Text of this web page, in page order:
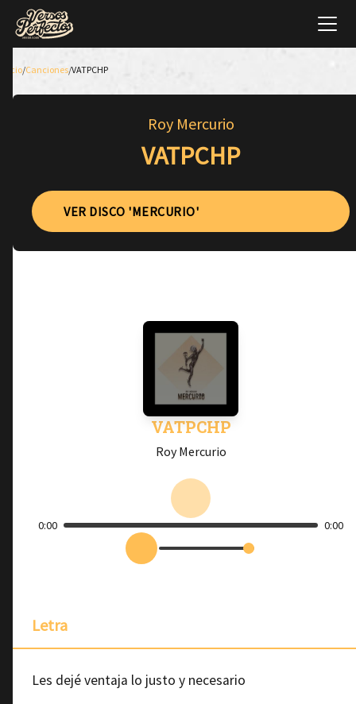
Inicio/Canciones/VATPCHP
Roy Mercurio
VATPCHP
VER DISCO 'MERCURIO'
VATPCHP
Roy Mercurio
0:00 0:00
Letra
Les dejé ventaja lo justo y necesario